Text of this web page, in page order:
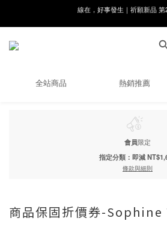
8月月初限定｜指定分類滿
🌸新會員限定🌸註冊送$100
8月月初限定｜指定分類滿件
全站商品 熱銷推薦
會員限定
指定分類：即減
條款與細則
商品保固折價券-Sophine